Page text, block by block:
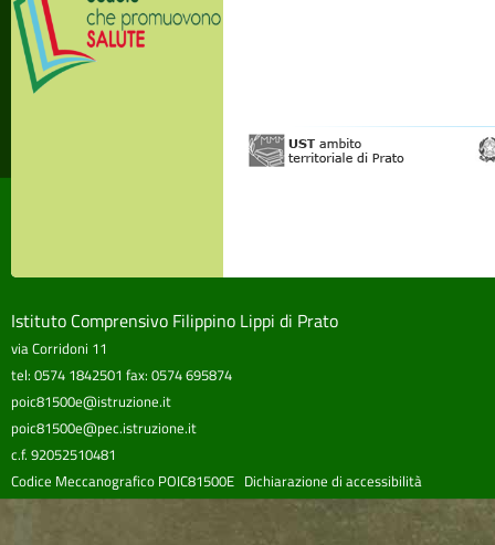
Istituto Comprensivo Filippino Lippi di Prato
via Corridoni 11
tel: 0574 1842501 fax: 0574 695874
poic81500e@istruzione.it
poic81500e@pec.istruzione.it
c.f. 92052510481
Codice Meccanografico POIC81500E Dichiarazione di accessibilità